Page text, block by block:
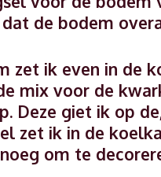
de bodem
zet ik even in de
mix voor de
Deze giet ik op
zet ik in de
om te